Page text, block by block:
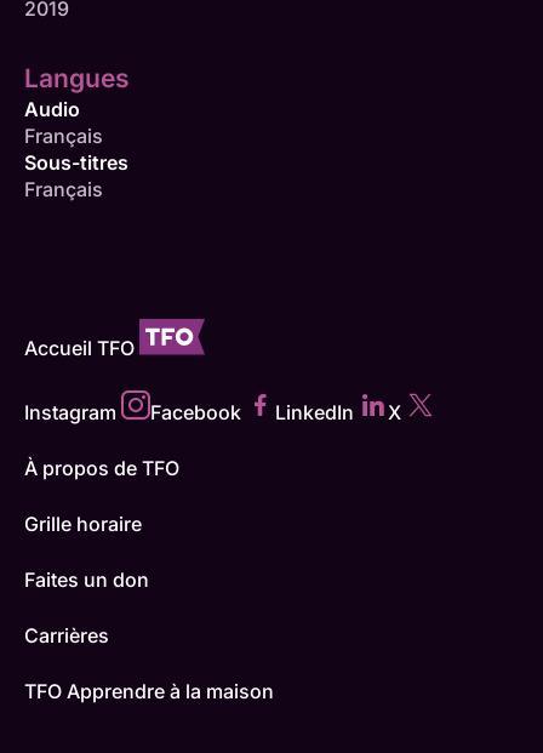
2019
Langues
Audio
Français
Sous-titres
Français
Accueil TFO
Instagram Facebook LinkedIn X
À propos de TFO
Grille horaire
Faites un don
Carrières
TFO Apprendre à la maison